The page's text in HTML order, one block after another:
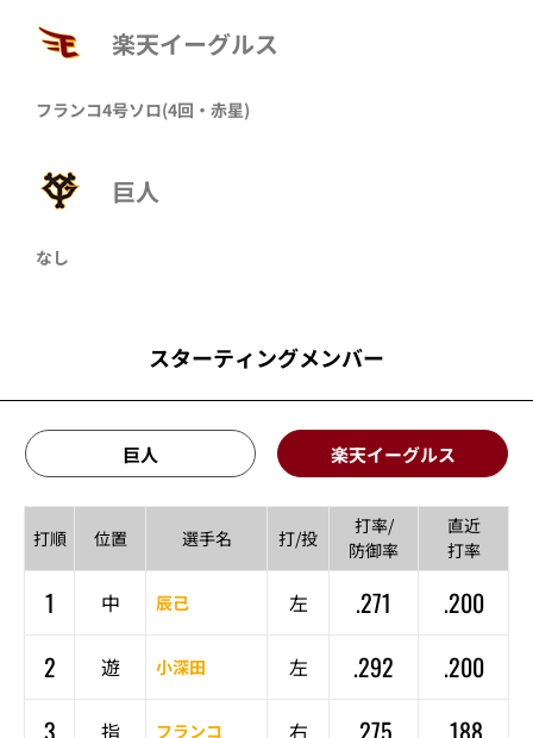
楽天イーグルス
フランコ4号ソロ(4回・ 赤星)
巨人
なし
スターティングメンバー
巨人 楽天イーグルス
打順 位置 選手名 打/投
打率/
防御率
直近
打率
1 中 辰己 左 .271
.200
2
遊 小深田 左 .292
.200
3
指 フランコ 右 .275
.188